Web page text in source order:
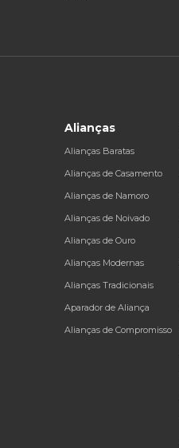
Alianças
Alianças Baratas
Alianças de Casamento
Alianças de Namoro
Alianças de Noivado
Alianças de Ouro
Alianças Modernas
Alianças Tradicionais
Aparador de Aliança
Alianças de Compromisso